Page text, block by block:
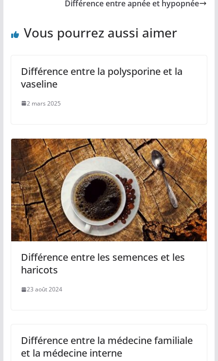
Différence entre apnée et hypopnée
Vous pourrez aussi aimer
Différence entre la polysporine et la
vaseline
2 mars 2025
Différence entre les semences et les
haricots
23 août 2024
Différence entre la médecine familiale
et la médecine interne